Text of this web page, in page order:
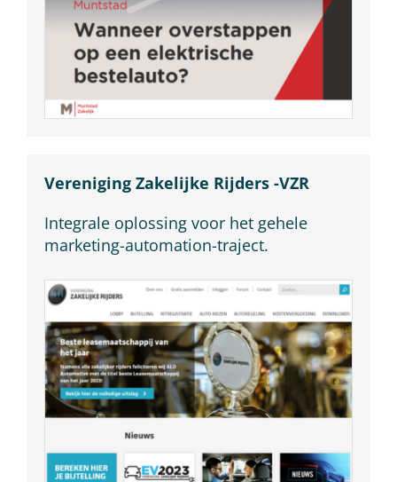
Vereniging Zakelijke Rijders -VZR
Integrale oplossing voor het gehele
marketing-automation-traject.